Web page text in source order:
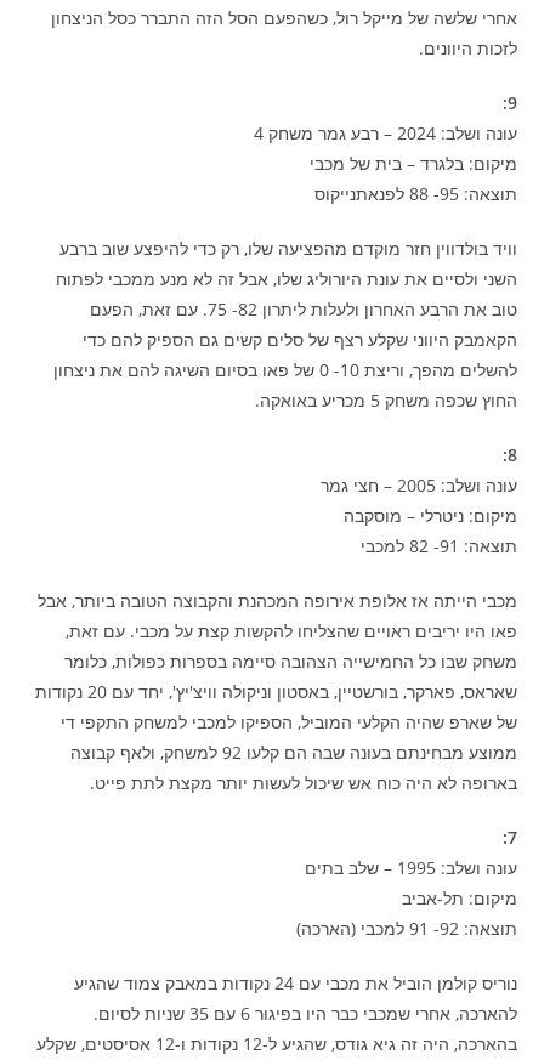
אחרי שלשה של מייקל רול, כשהפעם הסל הזה התברר כסל הניצחון
לזכות היוונים.
9:
עונה ושלב: 2024 – רבע גמר משחק 4
מיקום: בלגרד – בית של מכבי
תוצאה: 95- 88 לפנאתנייקוס
וויד בולדווין חזר מוקדם מהפציעה שלו, רק כדי להיפצע שוב ברבע
השני ולסיים את עונת היורוליג שלו, אבל זה לא מנע ממכבי לפתוח
טוב את הרבע האחרון ולעלות ליתרון 82- 75. עם זאת, הפעם
הקאמבק היווני שקלע רצף של סלים קשים גם הספיק להם כדי
להשלים מהפך, וריצת 10- 0 של פאו בסיום השיגה להם את ניצחון
החוץ שכפה משחק 5 מכריע באואקה.
8:
עונה ושלב: 2005 – חצי גמר
מיקום: ניטרלי – מוסקבה
תוצאה: 91- 82 למכבי
מכבי הייתה אז אלופת אירופה המכהנת והקבוצה הטובה ביותר, אבל
פאו היו יריבים ראויים שהצליחו להקשות קצת על מכבי. עם זאת,
משחק שבו כל החמישייה הצהובה סיימה בספרות כפולות, כלומר
שאראס, פארקר, בורשטיין, באסטון וניקולה וויצ'יץ', יחד עם 20 נקודות
של שארפ שהיה הקלעי המוביל, הספיקו למכבי למשחק התקפי די
ממוצע מבחינתם בעונה שבה הם קלעו 92 למשחק, ולאף קבוצה
בארופה לא היה כוח אש שיכול לעשות יותר מקצת לתת פייט.
7:
עונה ושלב: 1995 – שלב בתים
מיקום: תל-אביב
תוצאה: 92- 91 למכבי (הארכה)
נוריס קולמן הוביל את מכבי עם 24 נקודות במאבק צמוד שהגיע
להארכה, אחרי שמכבי כבר היו בפיגור 6 עם 35 שניות לסיום.
בהארכה, היה זה גיא גודס, שהגיע ל-12 נקודות ו-12 אסיסטים, שקלע